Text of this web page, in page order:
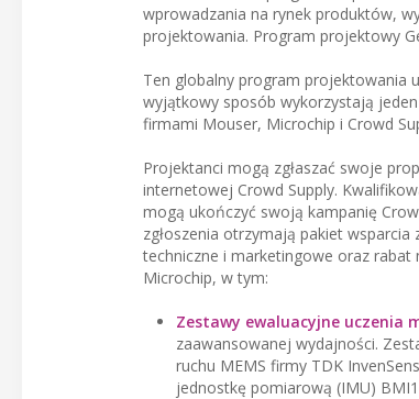
wprowadzania na rynek produktów,
projektowania. Program projektowy
Ten globalny program projektowania
wyjątkowy sposób wykorzystają
firmami Mouser, Microchip i Crowd
Projektanci mogą zgłaszać swoje
internetowej Crowd Supply.
mogą ukończyć swoją kampanię
zgłoszenia otrzymają pakiet
techniczne i marketingowe oraz rabat
Microchip, w tym:
Zestawy ewaluacyjne uczenia
zaawansowanej wydajności.
ruchu MEMS firmy TDK
jednostkę pomiarową (IMU)